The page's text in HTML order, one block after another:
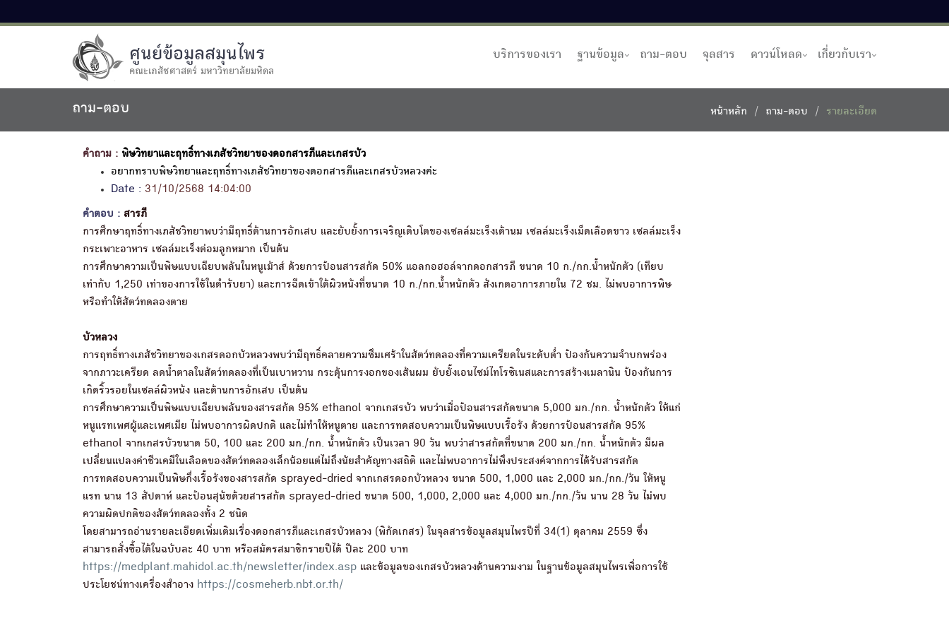
ศูนย์ข้อมูลสมุนไพร
คณะเภสัชศาสตร์ มหาวิทยาลัยมหิดล
บริการของเรา ฐานข้อมูล ถาม-ตอบ จุลสาร ดาวน์โหลด เกี่ยวกับเรา
ถาม-ตอบ หน้าหลัก ถาม-ตอบ รายละเอียด
คำถาม : พิษวิทยาและฤทธิ์ทางเภสัชวิทยาของดอกสารภีและเกสรบัว
อยากทราบพิษวิทยาและฤทธิ์ทางเภสัชวิทยาของดอกสารภีและเกสรบัวหลวงค่ะ
Date : 31/10/2568 14:04:00
คำตอบ : สารภี
การศึกษาฤทธิ์ทางเภสัชวิทยาพบว่ามีฤทธิ์ต้านการอักเสบ และยับยั้งการเจริญเติบโตของเซลล์มะเร็งเต้านม เซลล์มะเร็งเม็ดเลือดขาว เซลล์มะเร็ง
กระเพาะอาหาร เซลล์มะเร็งต่อมลูกหมาก เป็นต้น
การศึกษาความเป็นพิษแบบเฉียบพลันในหนูเม้าส์ ด้วยการป้อนสารสกัด 50% แอลกอฮอล์จากดอกสารภี ขนาด 10 ก./กก.น้ำหนักตัว (เทียบ
เท่ากับ 1,250 เท่าของการใช้ในตำรับยา) และการฉีดเข้าใต้ผิวหนังที่ขนาด 10 ก./กก.น้ำหนักตัว สังเกตอาการภายใน 72 ชม. ไม่พบอาการพิษ
หรือทำให้สัตว์ทดลองตาย
บัวหลวง
การฤทธิ์ทางเภสัชวิทยาของเกสรดอกบัวหลวงพบว่ามีฤทธิ์คลายความซึมเศร้าในสัตว์ทดลองที่ความเครียดในระดับต่ำ ป้องกันความจำบกพร่อง
จากภาวะเครียด ลดน้ำตาลในสัตว์ทดลองที่เป็นเบาหวาน กระตุ้นการงอกของเส้นผม ยับยั้งเอนไซม์ไทโรซิเนสและการสร้างเมลานิน ป้องกันการ
เกิดริ้วรอยในเซลล์ผิวหนัง และต้านการอักเสบ เป็นต้น
การศึกษาความเป็นพิษแบบเฉียบพลันของสารสกัด 95% ethanol จากเกสรบัว พบว่าเมื่อป้อนสารสกัดขนาด 5,000 มก./กก. น้ำหนักตัว ให้แก่
หนูแรทเพศผู้และเพศเมีย ไม่พบอาการผิดปกติ และไม่ทำให้หนูตาย และการทดสอบความเป็นพิษแบบเรื้อรัง ด้วยการป้อนสารสกัด 95%
ethanol จากเกสรบัวขนาด 50, 100 และ 200 มก./กก. น้ำหนักตัว เป็นเวลา 90 วัน พบว่าสารสกัดที่ขนาด 200 มก./กก. น้ำหนักตัว มีผล
เปลี่ยนแปลงค่าชีวเคมีในเลือดของสัตว์ทดลองเล็กน้อยแต่ไม่ถึงนัยสำคัญทางสถิติ และไม่พบอาการไม่พึงประสงค์จากการได้รับสารสกัด
การทดสอบความเป็นพิษกึ่งเรื้อรังของสารสกัด sprayed-dried จากเกสรดอกบัวหลวง ขนาด 500, 1,000 และ 2,000 มก./กก./วัน ให้หนู
แรท นาน 13 สัปดาห์ และป้อนสุนัขด้วยสารสกัด sprayed-dried ขนาด 500, 1,000, 2,000 และ 4,000 มก./กก./วัน นาน 28 วัน ไม่พบ
ความผิดปกติของสัตว์ทดลองทั้ง 2 ชนิด
โดยสามารถอ่านรายละเอียดเพิ่มเติมเรื่องดอกสารภีและเกสรบัวหลวง (พิกัดเกสร) ในจุลสารข้อมูลสมุนไพรปีที่ 34(1) ตุลาคม 2559 ซึ่ง
สามารถสั่งซื้อได้ในฉบับละ 40 บาท หรือสมัครสมาชิกรายปีได้ ปีละ 200 บาท
https://medplant.mahidol.ac.th/newsletter/index.asp และข้อมูลของเกสรบัวหลวงด้านความงาม ในฐานข้อมูลสมุนไพรเพื่อการใช้
ประโยชน์ทางเครื่องสำอาง https://cosmeherb.nbt.or.th/